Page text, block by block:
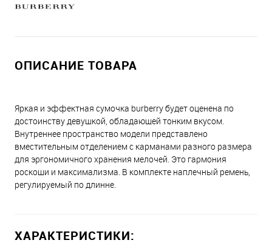
ОПИСАНИЕ ТОВАРА
Яркая и эффектная сумочка burberry будет оценена по
достоинству девушкой, обладающей тонким вкусом.
Внутреннее пространство модели представлено
вместительным отделением с карманами разного размера
для эргономичного хранения мелочей. Это гармония
роскоши и максимализма. В комплекте наплечный ремень,
регулируемый по длинне.
ХАРАКТЕРИСТИКИ: